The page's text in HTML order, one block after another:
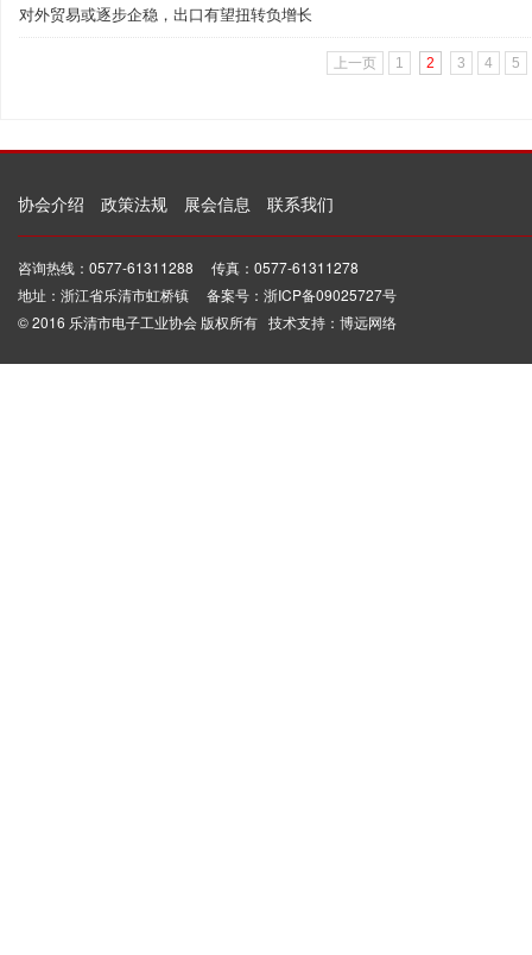
对外贸易或逐步企稳，出口有望扭转负增长
上一页 1 2 3 4 5
协会介绍 政策法规 展会信息 联系我们
咨询热线：0577-61311288 传真：0577-61311278
地址：浙江省乐清市虹桥镇 备案号：浙ICP备09025727号
© 2016 乐清市电子工业协会 版权所有 技术支持：博远网络